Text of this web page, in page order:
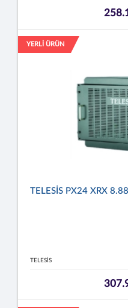
YERLİ ÜRÜN
TELESİS PX24 XRX
TELESİS